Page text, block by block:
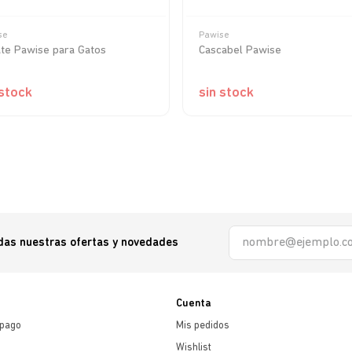
Pawise para Gatos
Pawise
Cascabel Pawise
sin stock
nuestras ofertas y novedades
Cuenta
Mis pedidos
Wishlist